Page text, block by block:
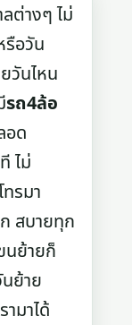
ต่างๆ ไม่
รือวัน
วันไหน
รถ4ล้อ
อด
ไม่
รมา
สบายทุก
นย้ายก็
นย้าย
ามาได้